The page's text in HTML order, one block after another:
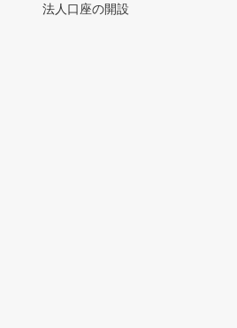
法人口座の開設